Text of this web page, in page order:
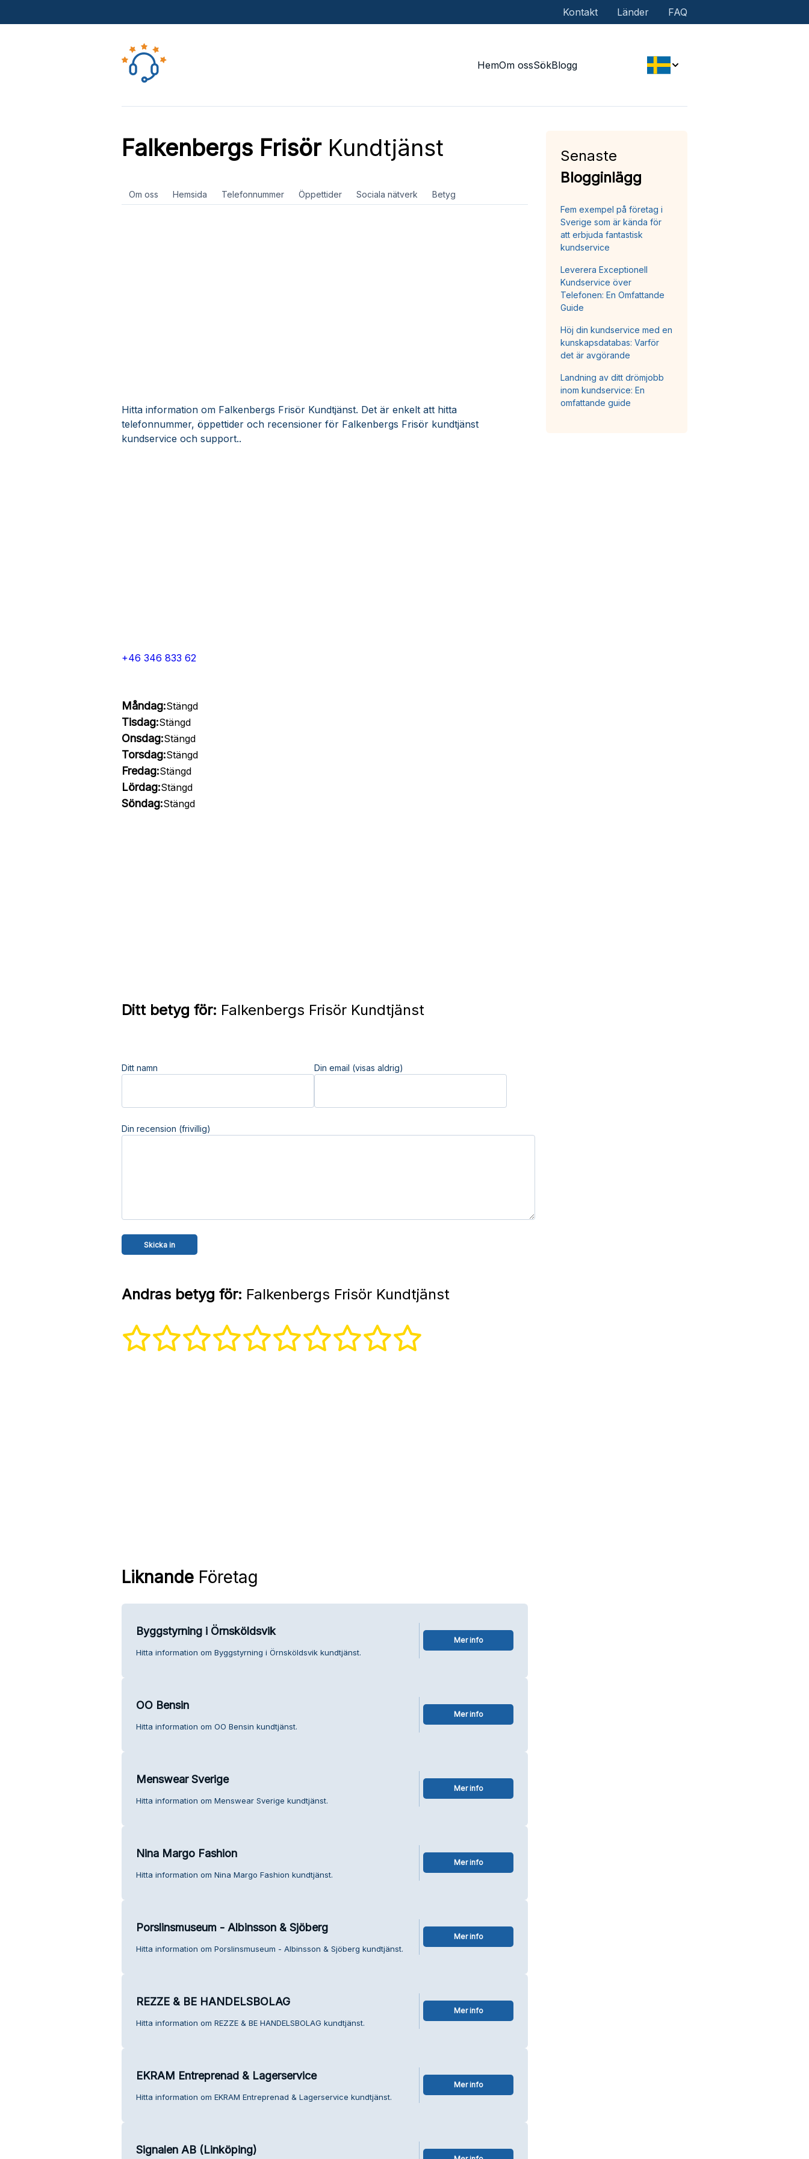
Kontakt Länder FAQ
HemOm ossSökBlogg
Falkenbergs FrisörKundtjänst
Om oss Hemsida Telefonnummer Öppettider Sociala nätverk Betyg
Hitta information om Falkenbergs Frisör Kundtjänst. Det är enkelt att hitta
telefonnummer, öppettider och recensioner för Falkenbergs Frisör kundtjänst
kundservice och support..
+46 346 833 62
Måndag:Stängd
Tisdag:Stängd
Onsdag:Stängd
Torsdag:Stängd
Fredag:Stängd
Lördag:Stängd
Söndag:Stängd
Ditt betyg för: Falkenbergs Frisör Kundtjänst
Ditt namn Din email (visas aldrig)
Din recension (frivillig)
Andras betyg för: Falkenbergs Frisör Kundtjänst
LiknandeFöretag
Byggstyrning i Örnsköldsvik
Hitta information om Byggstyrning i Örnsköldsvik kundtjänst.
Mer info
OO Bensin
Hitta information om OO Bensin kundtjänst.
Mer info
Menswear Sverige
Hitta information om Menswear Sverige kundtjänst.
Mer info
Nina Margo Fashion
Hitta information om Nina Margo Fashion kundtjänst.
Mer info
Porslinsmuseum - Albinsson & Sjöberg
Hitta information om Porslinsmuseum - Albinsson & Sjöberg kundtjänst.
Mer info
REZZE & BE HANDELSBOLAG
Hitta information om REZZE & BE HANDELSBOLAG kundtjänst.
Mer info
EKRAM Entreprenad & Lagerservice
Hitta information om EKRAM Entreprenad & Lagerservice kundtjänst.
Mer info
Signalen AB (Linköping)
Senaste
Blogginlägg
Fem exempel på företag i
Sverige som är kända för
att erbjuda fantastisk
kundservice
Leverera Exceptionell
Kundservice över
Telefonen: En Omfattande
Guide
Höj din kundservice med en
kunskapsdatabas: Varför
det är avgörande
Landning av ditt drömjobb
inom kundservice: En
omfattande guide